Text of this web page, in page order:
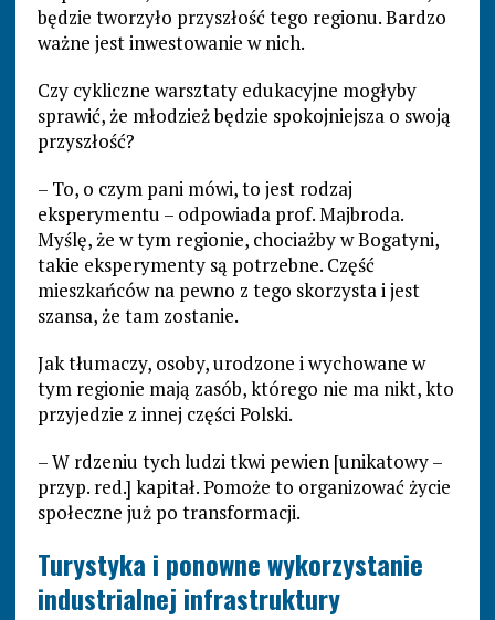
będzie tworzyło przyszłość tego regionu. Bardzo
ważne jest inwestowanie w nich.
Czy cykliczne warsztaty edukacyjne mogłyby
sprawić, że młodzież będzie spokojniejsza o swoją
przyszłość?
– To, o czym pani mówi, to jest rodzaj
eksperymentu – odpowiada prof. Majbroda.
Myślę, że w tym regionie, chociażby w Bogatyni,
takie eksperymenty są potrzebne. Część
mieszkańców na pewno z tego skorzysta i jest
szansa, że tam zostanie.
Jak tłumaczy, osoby, urodzone i wychowane w
tym regionie mają zasób, którego nie ma nikt, kto
przyjedzie z innej części Polski.
– W rdzeniu tych ludzi tkwi pewien [unikatowy –
przyp. red.] kapitał. Pomoże to organizować życie
społeczne już po transformacji.
Turystyka i ponowne wykorzystanie
industrialnej infrastruktury